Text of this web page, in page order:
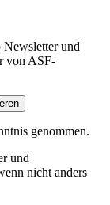
Newsletter und
von ASF-
genommen.
und
nicht anders